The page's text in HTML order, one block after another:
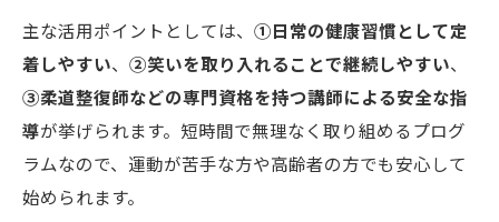
主な活用ポイントとしては、 ①日常の健康習慣として定
着しやすい、 ②笑いを取り入れることで継続しやすい、
③柔道整復師などの専門資格を持つ講師による安全な指
導が挙げられます。短時間で無理なく取り組めるプログ
ラムなので、運動が苦手な方や高齢者の方でも安心して
始められます。